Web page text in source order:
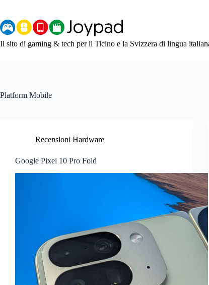
contenuto
Il sito di gaming & tech per il Ticino e la Svizzera di lingua
Platform Mobile
Recensioni Hardware
Google Pixel 10 Pro Fold